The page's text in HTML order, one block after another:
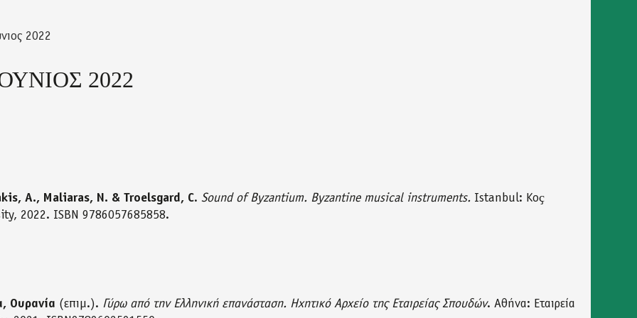
2022
2022
A., Maliaras, N. & Troelsgard, C. Sound of Byzantium. Byzantine musical instruments. Istanbul: Koҫ
2022. ISBN 9786057685858.
Ουρανία (επιμ.). Γύρω από την Ελληνική επανάσταση. Ηχητικό Αρχείο της Εταιρείας Σπουδών. Αθήνα: Εταιρεία